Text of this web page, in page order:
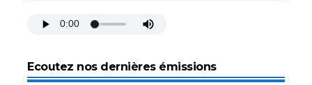
Ecoutez nos dernières émissions